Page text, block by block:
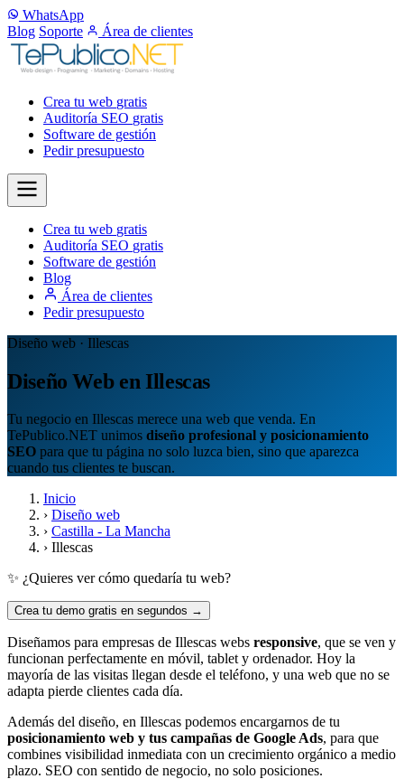
WhatsApp
Blog Soporte Área de clientes
Crea tu web gratis
Auditoría SEO gratis
Software de gestión
Pedir presupuesto
Crea tu web gratis
Auditoría SEO gratis
Software de gestión
Blog
Área de clientes
Pedir presupuesto
Diseño web · Illescas
Diseño Web en Illescas
Tu negocio en Illescas merece una web que venda. En
TePublico.NET unimos diseño profesional y posicionamiento
SEO para que tu página no solo luzca bien, sino que aparezca
cuando tus clientes te buscan.
Inicio
› Diseño web
› Castilla - La Mancha
› Illescas
✨ ¿Quieres ver cómo quedaría tu web?
Crea tu demo gratis en segundos →
Diseñamos para empresas de Illescas webs responsive, que se ven y
funcionan perfectamente en móvil, tablet y ordenador. Hoy la
mayoría de las visitas llegan desde el teléfono, y una web que no se
adapta pierde clientes cada día.
Además del diseño, en Illescas podemos encargarnos de tu
posicionamiento web y tus campañas de Google Ads, para que
combines visibilidad inmediata con un crecimiento orgánico a medio
plazo. SEO con sentido de negocio, no solo posiciones.